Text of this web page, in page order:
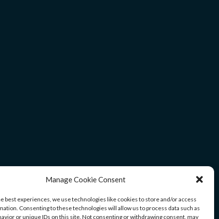
Manage Cookie Consent
best experiences, we use technologies like cookies to store and/or access
Consenting to these technologies will allow us to process data such as
or unique IDs on this site. Not consenting or withdrawing consent, may